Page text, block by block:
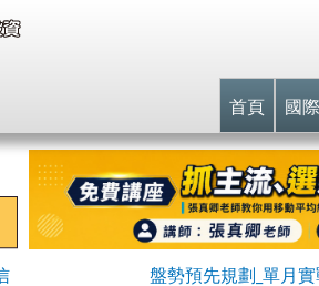
首頁 國
盤勢預先規劃_單月